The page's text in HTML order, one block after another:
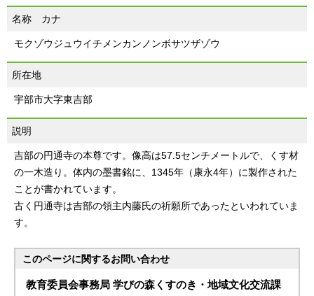
名称 カナ
モクゾウジュウイチメンカンノンボサツザゾウ
所在地
宇部市大字東吉部
説明
吉部の円通寺の本尊です。像高は57.5センチメートルで、くす材
の一木造り。体内の墨書銘に、1345年（康永4年）に製作された
ことが書かれています。
古く円通寺は吉部の領主内藤氏の祈願所であったといわれていま
す。
このページに関するお問い合わせ
教育委員会事務局 学びの森くすのき・地域文化交流課